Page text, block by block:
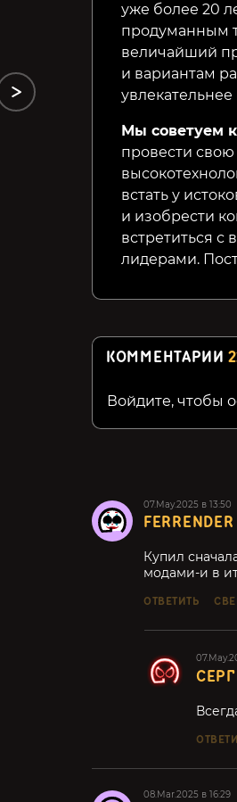
75%
уже более 20
продуманным
величайший
и вариантам
Мы советуем
провести
встать у
и изобрести
встретиться
лидерами.
КОММЕНТАРИИ
Войдите, чтобы
07.May.2025 в 13:50
FERRENDER
Купил
модами-и в
ОТВЕТИТЬ
08.Mar.2025 в 16:29